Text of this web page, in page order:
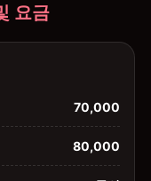
요금
70,000
80,000